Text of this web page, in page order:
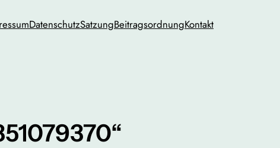
DatenschutzSatzungBeitragsordnungKontakt